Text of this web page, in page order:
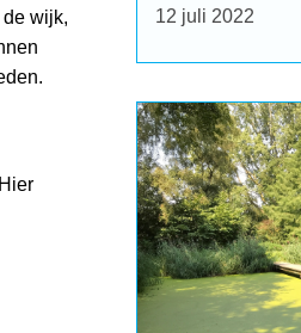
wijk,
12 juli 2022